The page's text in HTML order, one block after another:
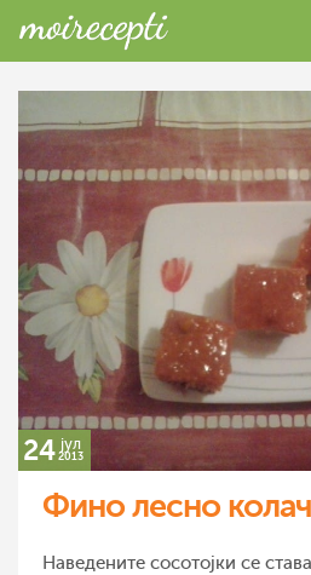
24 јул
2013
Фино лесно
Наведените сосотојки се